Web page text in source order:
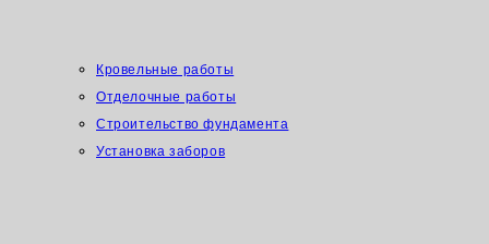
Кровельные работы
Отделочные работы
Строительство фундамента
Установка заборов